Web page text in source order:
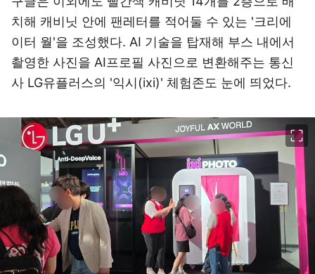
치해 캐비닛 안에 팬레터를 적어둘 수 있는 '크리에
이터 월'을 조성했다. AI 기술을 탑재해 부스 내에서
촬영한 사진을 AI프로필 사진으로 변환해주는 통신
사 LG유플러스의 '익시(ixi)' 체험존도 눈에 띄었다.